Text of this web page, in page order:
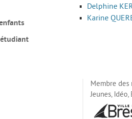
Delphine
Karine
Membre des
Jeunes, Idéo,